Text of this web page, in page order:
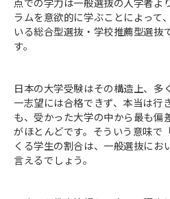
ラムを意欲的に学ぶことによって
いる総合型選抜・学校推薦型選抜
す。
日本の大学受験はその構造上、多
一志望には合格できず、本当は行
も、受かった大学の中から最も偏
がほとんどです。そういう意味で
くる学生の割合は、一般選抜にお
言えるでしょう。